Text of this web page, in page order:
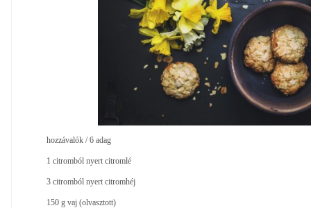
hozzávalók / 6 adag
1 citromból nyert citromlé
3 citromból nyert citromhéj
150 g vaj (olvasztott)